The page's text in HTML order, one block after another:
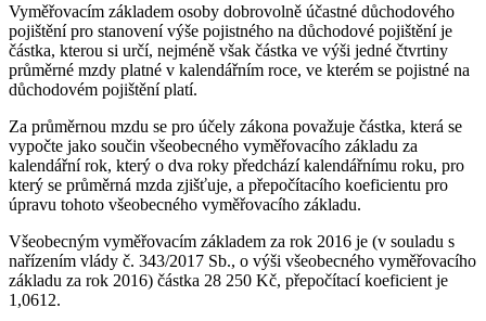
Vyměřovacím základem osoby dobrovolně účastné důchodového
pojištění pro stanovení výše pojistného na důchodové pojištění je
částka, kterou si určí, nejméně však částka ve výši jedné čtvrtiny
průměrné mzdy platné v kalendářním roce, ve kterém se pojistné na
důchodovém pojištění platí.
Za průměrnou mzdu se pro účely zákona považuje částka, která se
vypočte jako součin všeobecného vyměřovacího základu za
kalendářní rok, který o dva roky předchází kalendářnímu roku, pro
který se průměrná mzda zjišťuje, a přepočítacího koeficientu pro
úpravu tohoto všeobecného vyměřovacího základu.
Všeobecným vyměřovacím základem za rok 2016 je (v souladu s
nařízením vlády č. 343/2017 Sb., o výši všeobecného vyměřovacího
základu za rok 2016) částka 28 250 Kč, přepočítací koeficient je
1,0612.